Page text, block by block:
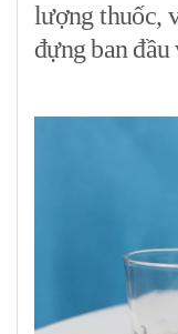
lượng thuốc,
đựng ban